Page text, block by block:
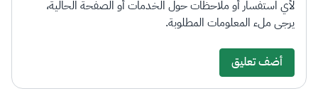
لأي استفسار أو ملاحظات حول الخدمات أو الصفحة الحالية،
يرجى ملء المعلومات المطلوبة.
أضف تعليق